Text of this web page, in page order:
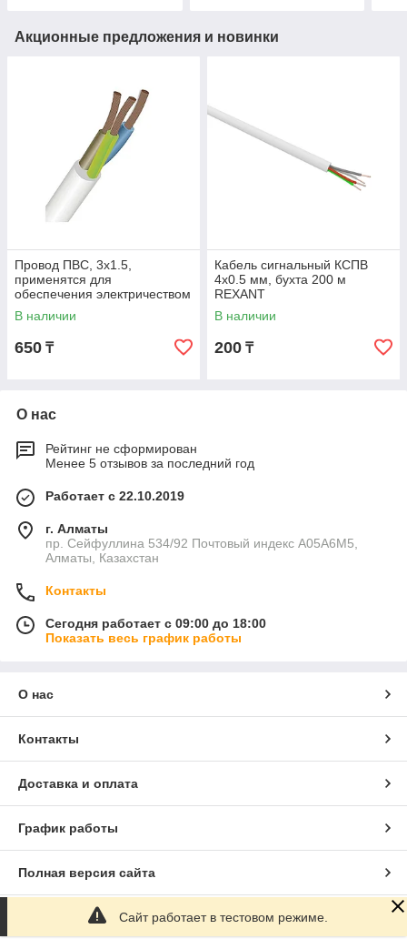
Акционные предложения и новинки
Провод ПВС, 3х1.5,
применятся для
обеспечения электричеством
различного бытового
электрооборудования
В наличии
650 ₸
Кабель сигнальный КCПB
4х0.5 мм, бухта 200 м
REXANT
В наличии
200 ₸
О нас
Рейтинг не сформирован
Менее 5 отзывов за последний год
Работает с 22.10.2019
г. Алматы
пр. Сейфуллина 534/92 Почтовый индекс A05A6M5,
Алматы, Казахстан
Контакты
Сегодня работает с 09:00 до 18:00
Показать весь график работы
О нас
Контакты
Доставка и оплата
График работы
Полная версия сайта
Сайт создан на маркетплейсеSatu.kz
Сайт работает в тестовом режиме.